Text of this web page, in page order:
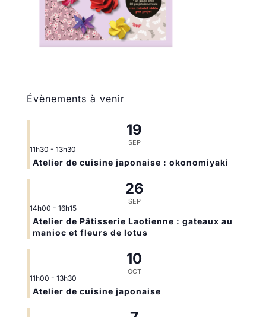
Évènements à venir
19
SEP
11h30 - 13h30
Atelier de cuisine japonaise : okonomiyaki
26
SEP
14h00 - 16h15
Atelier de Pâtisserie Laotienne : gateaux au
manioc et fleurs de lotus
10
OCT
11h00 - 13h30
Atelier de cuisine japonaise